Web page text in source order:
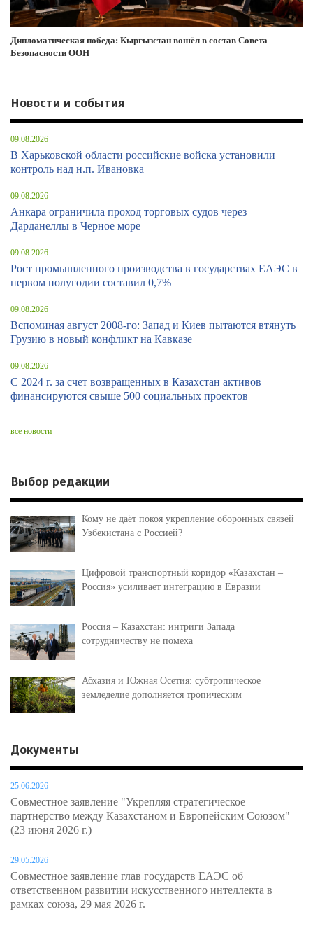
Дипломатическая победа: Кыргызстан вошёл в состав Совета
Безопасности ООН
Новости и события
09.08.2026
В Харьковской области российские войска установили
контроль над н.п. Ивановка
09.08.2026
Анкара ограничила проход торговых судов через
Дарданеллы в Черное море
09.08.2026
Рост промышленного производства в государствах ЕАЭС в
первом полугодии составил 0,7%
09.08.2026
Вспоминая август 2008-го: Запад и Киев пытаются втянуть
Грузию в новый конфликт на Кавказе
09.08.2026
С 2024 г. за счет возвращенных в Казахстан активов
финансируются свыше 500 социальных проектов
все новости
Выбор редакции
Кому не даёт покоя укрепление оборонных связей
Узбекистана с Россией?
Цифровой транспортный коридор «Казахстан –
Россия» усиливает интеграцию в Евразии
Россия – Казахстан: интриги Запада
сотрудничеству не помеха
Абхазия и Южная Осетия: субтропическое
земледелие дополняется тропическим
Документы
25.06.2026
Совместное заявление "Укрепляя стратегическое
партнерство между Казахстаном и Европейским Союзом"
(23 июня 2026 г.)
29.05.2026
Совместное заявление глав государств ЕАЭС об
ответственном развитии искусственного интеллекта в
рамках союза, 29 мая 2026 г.